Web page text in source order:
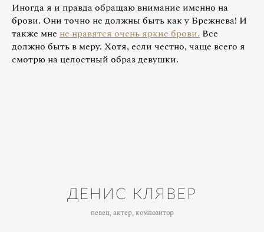
Иногда я и правда обращаю внимание именно на
брови. Они точно не должны быть как у Брежнева! И
также мне не нравятся очень яркие брови. Все
должно быть в меру. Хотя, если честно, чаще всего я
смотрю на целостный образ девушки.
ДЕНИС КЛЯВЕР
певец, актер, композитор